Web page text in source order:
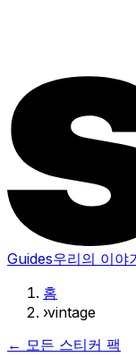
Guides우리의 이야
홈
›vintage
← 모든 스티커 팩